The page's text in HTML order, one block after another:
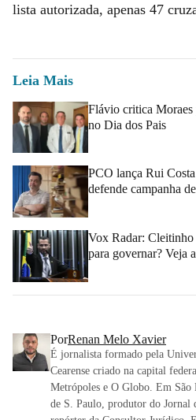
lista autorizada, apenas 47
Leia Mais
Flávio critica
no Dia dos Pais
PCO lança Rui
defende campanha
Vox Radar: Cleitinho
para governar? Veja
PorRenan Melo Xavier
É jornalista formado pela
Cearense criado na capital
Metrópoles e O Globo. Em
de S. Paulo, produtor do Jornal